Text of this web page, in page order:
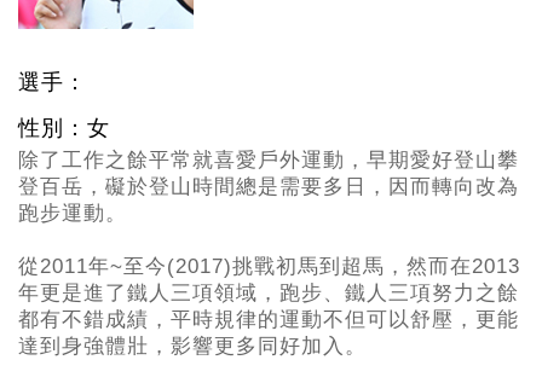
選手：
性別：女
除了工作之餘平常就喜愛戶外運動，早期愛好登山攀
登百岳，礙於登山時間總是需要多日，因而轉向改為
跑步運動。
從2011年~至今(2017)挑戰初馬到超馬，然而在2013
年更是進了鐵人三項領域，跑步、鐵人三項努力之餘
都有不錯成績，平時規律的運動不但可以舒壓，更能
達到身強體壯，影響更多同好加入。